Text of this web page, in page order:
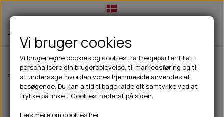
TIL HUND
💧FODER- VANDSKÅLE
TIL HUNDEEJER
DRIKKEFLASKER/TERMOFLASKER
Forside Outdoor Pinewood tøj Herre Pinewood Hurricane
Vi bruger cookies
Vi bruger egne cookies og cookies fra tredjeparter til at
personalisere din brugeroplevelse, til markedsføring og til
at undersøge, hvordan vores hjemmeside anvendes af
besøgende. Du kan altid tilbagekalde dit samtykke ved at
trykke på linket 'Cookies' nederst på siden.
Læs mere om cookies her